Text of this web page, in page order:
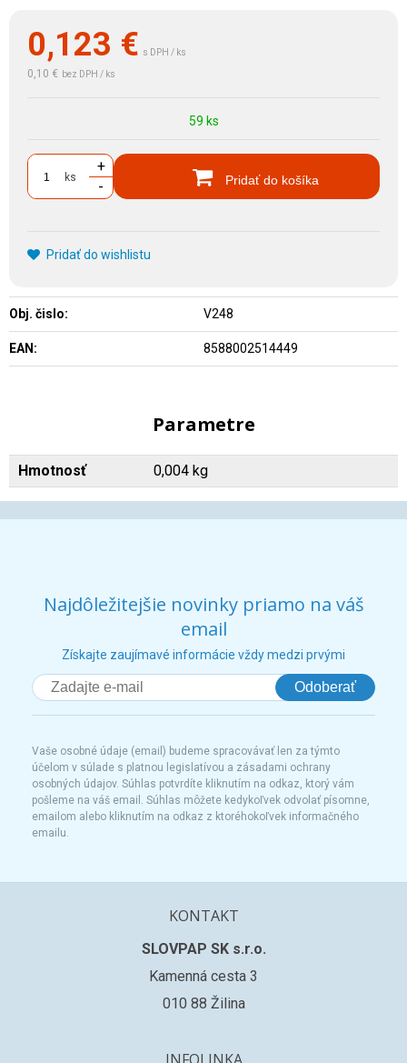
0,123 € s DPH / ks
0,10 € bez DPH / ks
59 ks
ks
+
-
Pridať do košíka
Pridať do wishlistu
Obj. čislo: V248
EAN: 8588002514449
Parametre
Hmotnosť 0,004 kg
Najdôležitejšie novinky priamo na váš
email
Získajte zaujímavé informácie vždy medzi prvými
Odoberať
Vaše osobné údaje (email) budeme spracovávať len za týmto
účelom v súlade s platnou legislatívou a zásadami ochrany
osobných údajov. Súhlas potvrdíte kliknutím na odkaz, ktorý vám
pošleme na váš email. Súhlas môžete kedykoľvek odvolať písomne,
emailom alebo kliknutím na odkaz z ktoréhokoľvek informačného
emailu.
KONTAKT
SLOVPAP SK s.r.o.
Kamenná cesta 3
010 88 Žilina